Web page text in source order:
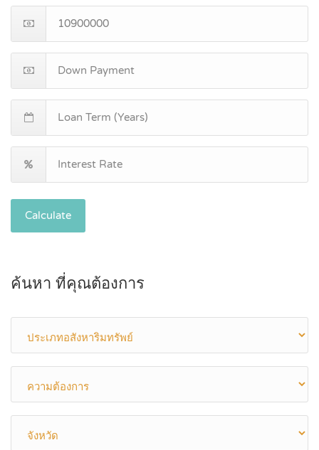
Calculate
ค้นหา ที่คุณต้องการ